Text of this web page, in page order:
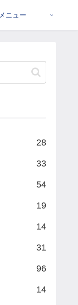
メニュー
28
33
54
19
14
31
96
14